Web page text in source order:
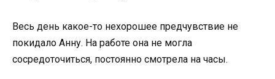
Весь день какое-то нехорошее предчувствие не
покидало Анну. На работе она не могла
сосредоточиться, постоянно смотрела на часы.